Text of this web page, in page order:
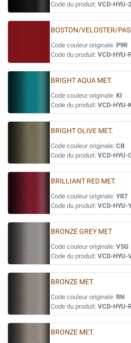
Code du produit: VCD-HYU-
BOSTON/VELOSTER/
Code couleur originale: P9R
Code du produit: VCD-HYU-
BRIGHT AQUA MET.
Code couleur originale: KI
Code du produit: VCD-HYU-
BRIGHT OLIVE MET.
Code couleur originale: CB
Code du produit: VCD-HYU-
BRILLIANT RED MET.
Code couleur originale: YR7
Code du produit: VCD-HYU-
BRONZE GREY MET
Code couleur originale: V5G
Code du produit: VCD-HYU-
BRONZE MET.
Code couleur originale: RN
Code du produit: VCD-HYU-
BRONZE MET.